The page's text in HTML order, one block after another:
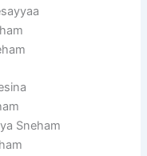
Sneham